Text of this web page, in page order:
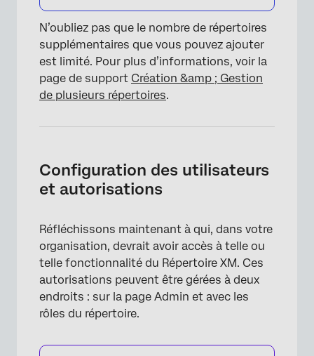
×
N’oubliez pas que le nombre de répertoires
supplémentaires que vous pouvez ajouter
est limité. Pour plus d’informations, voir la
page de support Création &amp ; Gestion
de plusieurs répertoires.
Configuration des utilisateurs
et autorisations
Réfléchissons maintenant à qui, dans votre
organisation, devrait avoir accès à telle ou
telle fonctionnalité du Répertoire XM. Ces
autorisations peuvent être gérées à deux
endroits : sur la page Admin et avec les
rôles du répertoire.